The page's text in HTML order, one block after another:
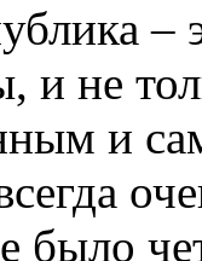
–
и не
и
было